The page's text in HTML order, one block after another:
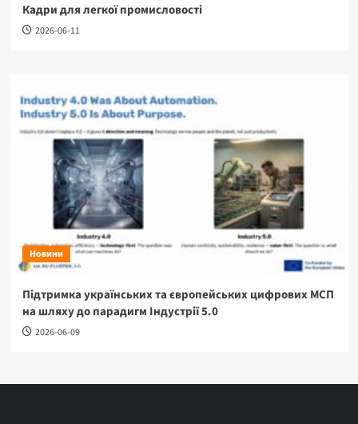
Кадри для легкої промисловості
2026-06-11
Новини
Підтримка українських та європейських цифрових МСП
на шляху до парадигм Індустрії 5.0
2026-06-09